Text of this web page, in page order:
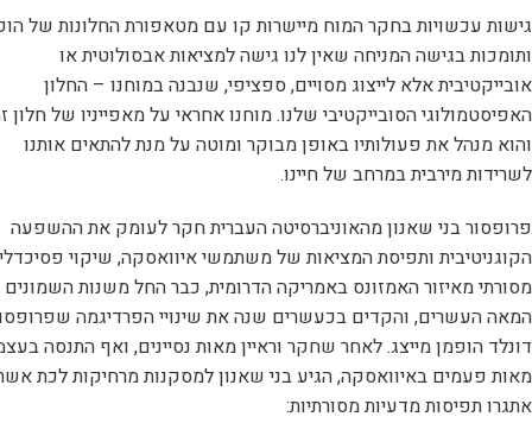
גישות עכשויות בחקר המוח מיישרות קו עם מטאפורת החלונות של
ותומכות בגישה המניחה שאין לנו גישה למציאות אבסולוטית או
אובייקטיבית אלא לייצוג מסויים, ספציפי, שנבנה במוחנו – החלון
האפיסטמולוגי הסובייקטיבי שלנו. מוחנו אחראי על מאפייניו של חלון
והוא מנהל את פעולותיו באופן מבוקר ומוטה על מנת להתאים אותנו
לשרידות מירבית במרחב של חיינו.
פרופסור בני שאנון מהאוניברסיטה העברית חקר לעומק את ההשפעה
הקוגניטיבית ותפיסת המציאות של משתמשי איוואסקה, שיקוי פסיכדלי
מסורתי מאיזור האמזונס באמריקה הדרומית, כבר החל משנות
המאה העשרים, והקדים בכעשרים שנה את שינויי הפרדיגמה
דונלד הופמן מייצג. לאחר שחקר וראיין מאות נסיינים, ואף התנסה
מאות פעמים באיוואסקה, הגיע בני שאנון למסקנות מרחיקות לכת
אתגרו תפיסות מדעיות מסורתיות: